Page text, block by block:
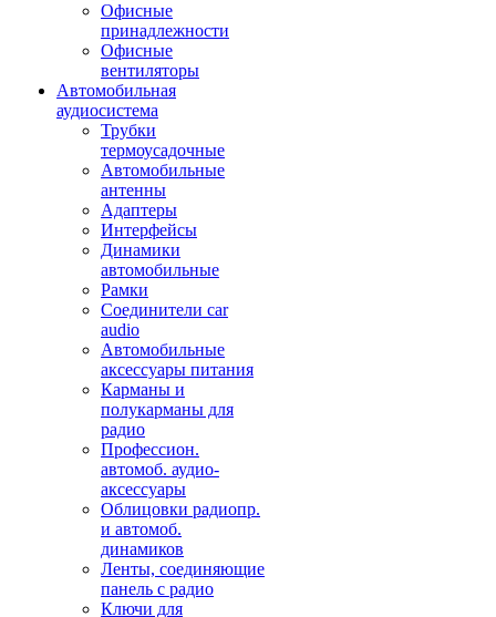
Офисные
принадлежности
Офисные
вентиляторы
Автомобильная
аудиосистема
Трубки
термоусадочные
Автомобильные
антенны
Адаптеры
Интерфейсы
Динамики
автомобильные
Рамки
Соединители car
audio
Автомобильные
аксессуары питания
Карманы и
полукарманы для
радио
Профессион.
автомоб. аудио-
аксессуары
Облицовки радиопр.
и автомоб.
динамиков
Ленты, соединяющие
панель с радио
Ключи для